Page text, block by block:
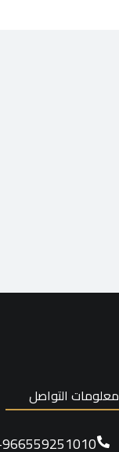
معلومات التواصل
966559251010+